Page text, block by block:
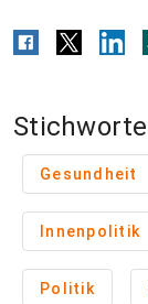
Stichworte
Gesundheit
Innenpolitik
Politik